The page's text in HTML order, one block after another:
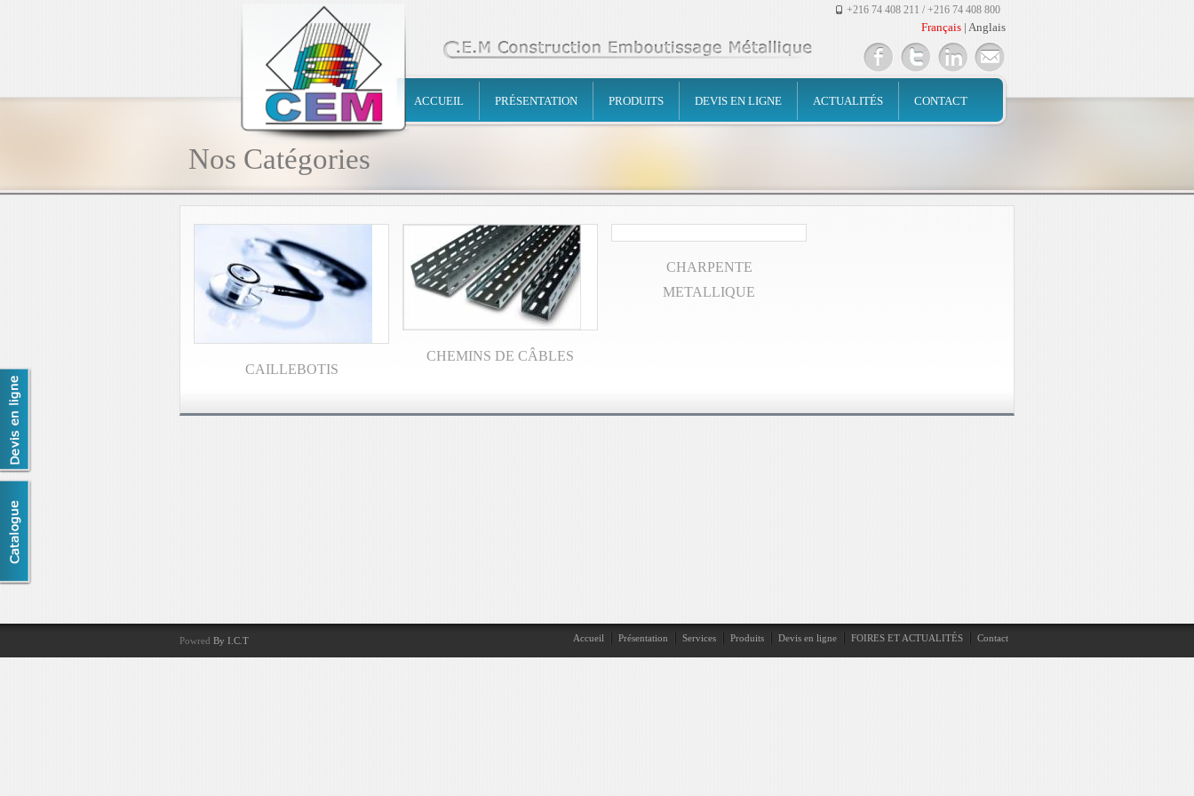
+216 74 408 211 / +216 74 408 800
Français | Anglais
ACCUEIL PRÉSENTATION PRODUITS DEVIS EN LIGNE ACTUALITÉS CONTACT
Nos Catégories
CAILLEBOTIS
CHEMINS DE CÂBLES
CHARPENTE
METALLIQUE
Powred By I.C.T Accueil Présentation Services Produits Devis en ligne FOIRES ET ACTUALITÉS Contact